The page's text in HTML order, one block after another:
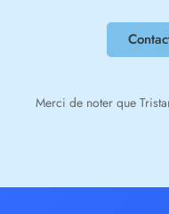
Merci de noter que